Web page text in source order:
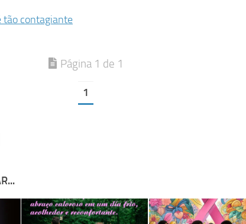
tão contagiante
Página 1 de 1
1